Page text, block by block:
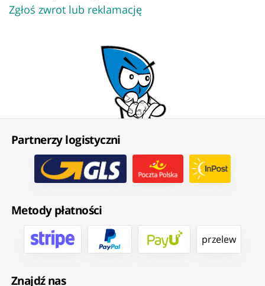
Zgłoś zwrot lub reklamację
Partnerzy logistyczni
Metody płatności
przelew
Znajdź nas